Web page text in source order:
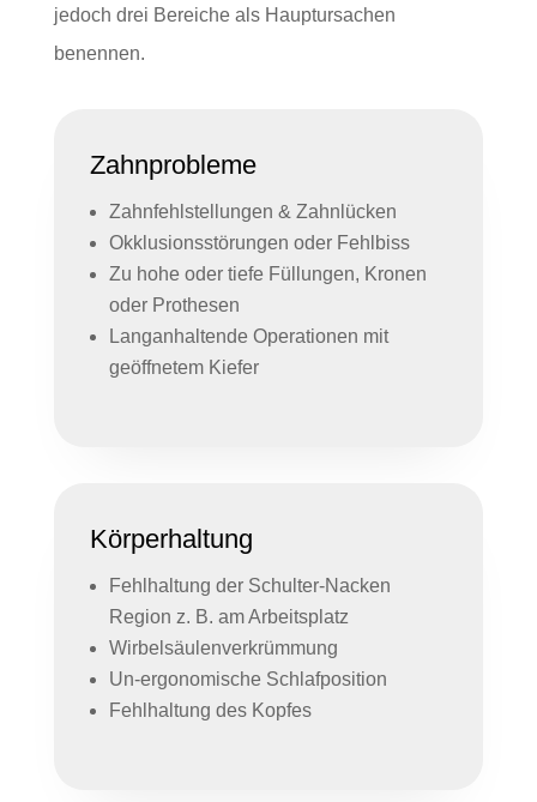
jedoch drei Bereiche als Hauptursachen
benennen.
Zahnprobleme
Zahnfehlstellungen & Zahnlücken
Okklusionsstörungen oder Fehlbiss
Zu hohe oder tiefe Füllungen, Kronen
oder Prothesen
Langanhaltende Operationen mit
geöffnetem Kiefer
Körperhaltung
Fehlhaltung der Schulter-Nacken
Region z. B. am Arbeitsplatz
Wirbelsäulenverkrümmung
Un-ergonomische Schlafposition
Fehlhaltung des Kopfes